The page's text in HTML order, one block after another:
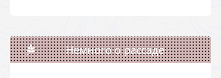
Немного о рассаде